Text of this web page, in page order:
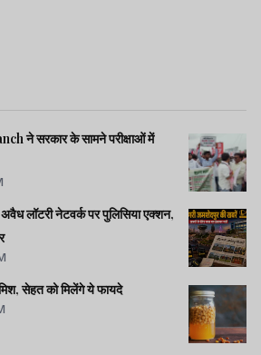
ने सरकार के सामने परीक्षाओं में
लॉटरी नेटवर्क पर पुलिसिया एक्शन,
सेहत को मिलेंगे ये फायदे